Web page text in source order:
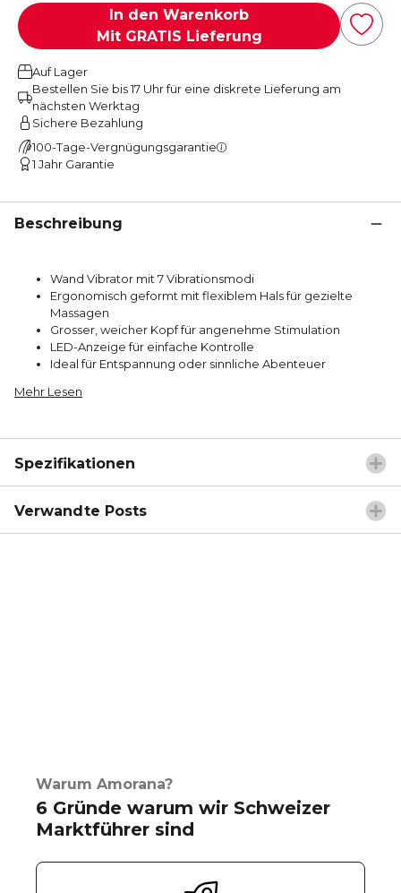
In den Warenkorb
Mit GRATIS Lieferung
Auf Lager
Bestellen Sie bis 17 Uhr für eine diskrete Lieferung am
nächsten Werktag
Sichere Bezahlung
100-Tage-Vergnügungsgarantie
1 Jahr Garantie
Beschreibung
Wand Vibrator mit 7 Vibrationsmodi
Ergonomisch geformt mit flexiblem Hals für gezielte
Massagen
Grosser, weicher Kopf für angenehme Stimulation
LED-Anzeige für einfache Kontrolle
Ideal für Entspannung oder sinnliche Abenteuer
Mehr Lesen
Spezifikationen
Verwandte Posts
Warum Amorana?
6 Gründe warum wir Schweizer
Marktführer sind